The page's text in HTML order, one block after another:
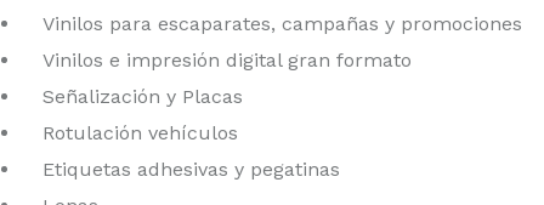
Vinilos para escaparates, campañas y promociones
Vinilos e impresión digital gran formato
Señalización y Placas
Rotulación vehículos
Etiquetas adhesivas y pegatinas